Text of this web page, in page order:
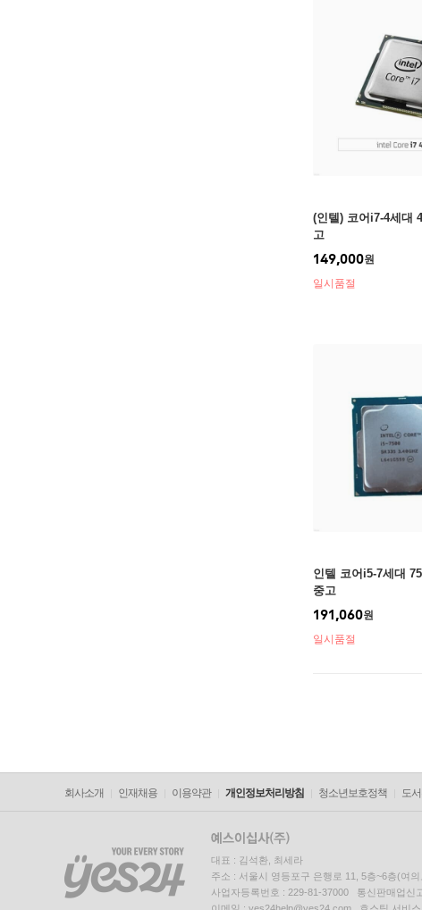
(인텔) 코어i7-4세대
고
149,000원
일시품절
인텔 코어i5-7세대
중고
191,060원
일시품절
회사소개 인재채용 이용약관 개인정보처리방침 청소년보호정책 도
대표 : 김석환, 최세라
주소 : 서울시 영등포구 은행로 11, 5층~6층(여
사업자등록번호 : 229-81-37000 통신판매업신